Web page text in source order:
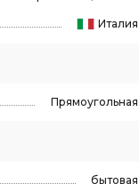
Италия
Прямоугольная
бытовая